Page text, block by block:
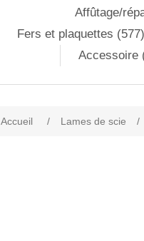
Affûtage/
Fers et plaquettes (577)
Accessoire
Accueil / Lames de scie /